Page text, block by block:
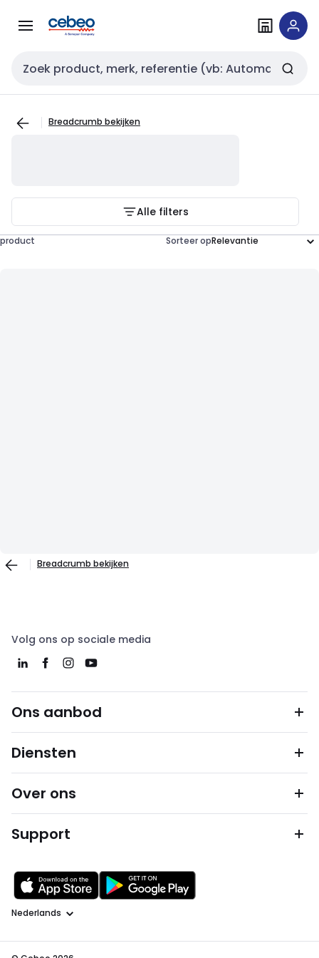
naar
naar
Zoekveld invoer
Breadcrumb bekijken
Alle filters
product Sorteer op
Breadcrumb bekijken
Volg ons op sociale media
Ons aanbod
Diensten
Over ons
Support
Taal